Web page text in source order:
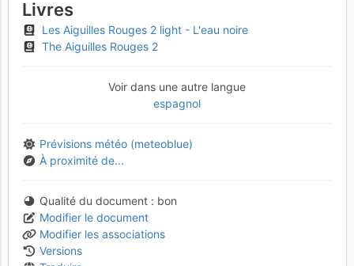
Livres
Les Aiguilles Rouges 2 light - L'eau noire
The Aiguilles Rouges 2
Voir dans une autre langue
espagnol
Prévisions météo (meteoblue)
À proximité de...
Qualité du document
bon
Modifier le document
Modifier les associations
Versions